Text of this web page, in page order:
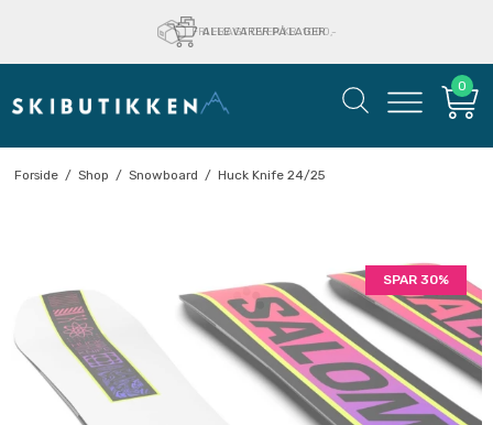
ALLE VARER PÅ LAGER
FRI FRAGT OVER KR. 1000,-
0
Forside / Shop / Snowboard / Huck Knife 24/25
SPAR 30%